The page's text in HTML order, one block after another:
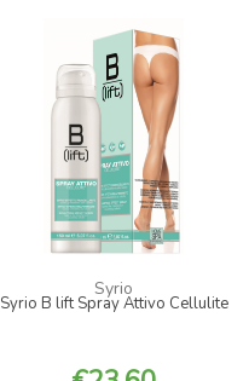
Syrio
Syrio B lift Spray Attivo Cellulite